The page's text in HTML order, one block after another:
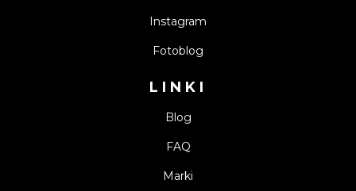
Instagram
Fotoblog
LINKI
Blog
FAQ
Marki